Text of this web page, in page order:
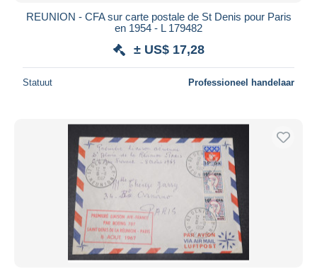
REUNION - CFA sur carte postale de St Denis pour Paris
en 1954 - L 179482
± US$ 17,28
Statuut Professioneel handelaar